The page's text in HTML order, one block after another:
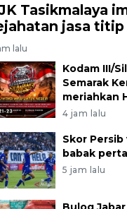
Tasikmalaya
jasa
lalu
Kodam III/
Semarak
meriahkan
4 jam lalu
Skor Persib
babak
5 jam lalu